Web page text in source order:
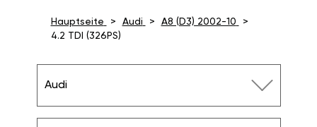
Hauptseite Audi
A8 (D3) 2002-10
4.2 TDI (326PS)
Audi